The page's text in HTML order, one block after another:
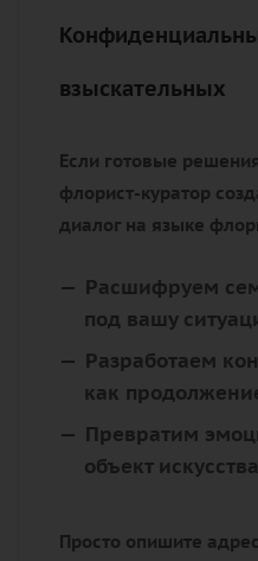
взыскательных
Если готовые
флорист-куратор
диалог на языке
Расшифруем
под вашу
Разработаем
как
Превратим
объект искусства
Просто опишите